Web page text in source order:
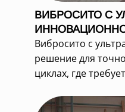
ВИБРОСИТО С
Вибросито с
решение для
циклах, где